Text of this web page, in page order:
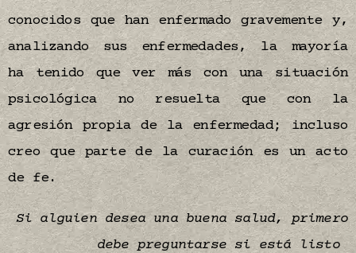
conocidos que han enfermado gravemente y,
analizando sus enfermedades, la mayoría
ha tenido que ver más con una situación
psicológica no resuelta que con la
agresión propia de la enfermedad; incluso
creo que parte de la curación es un acto
de fe.
Si alguien desea una buena salud, primero
debe preguntarse si está listo